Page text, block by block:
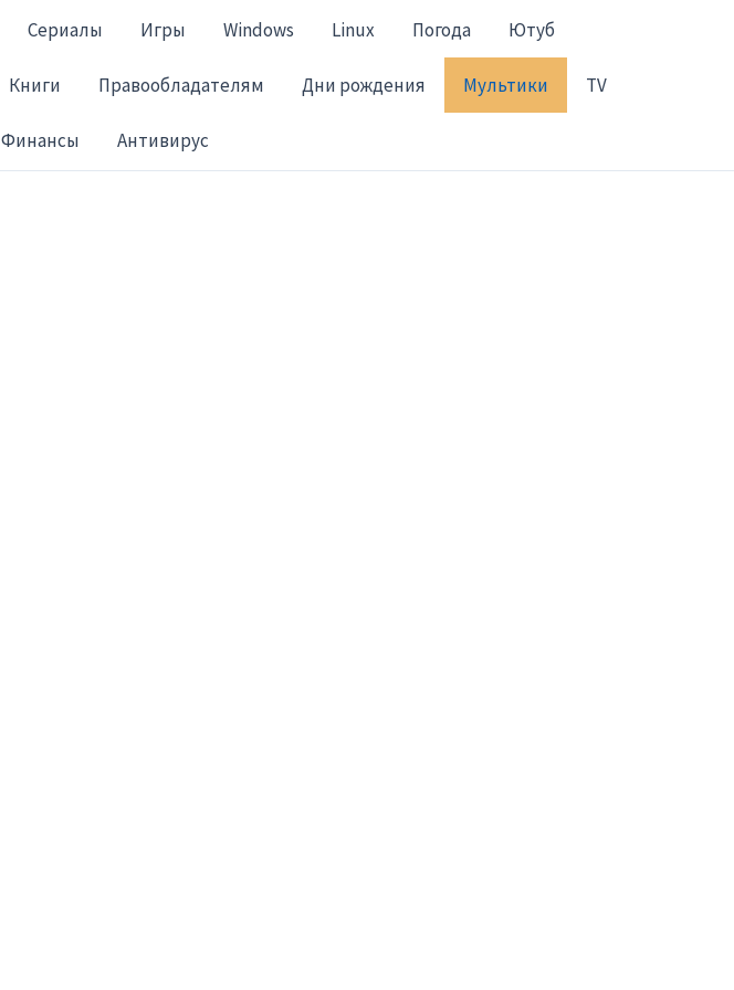
Сериалы Игры Windows Linux Погода Ютуб
Книги Правообладателям Дни рождения Мультики TV
Финансы Антивирус